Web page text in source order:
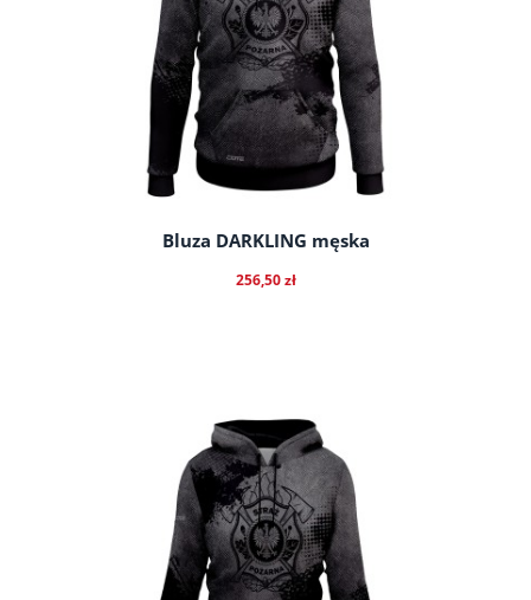
Bluza DARKLING męska
256,50 zł
do koszyka